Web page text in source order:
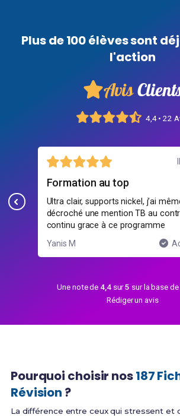
Plus de 100 élèves sont
l'action
Avis
4,4 • 22
Il y a 5 jours
j’ai même
au contrôle
Achat vérifié
bon
Les profs
questions
micro mécanique.
Une note de 4,4sur5 sur la base de
Rédiger un avis
Pourquoi choisir nos187
Révision ?
La différence entre ceux qui stressent et